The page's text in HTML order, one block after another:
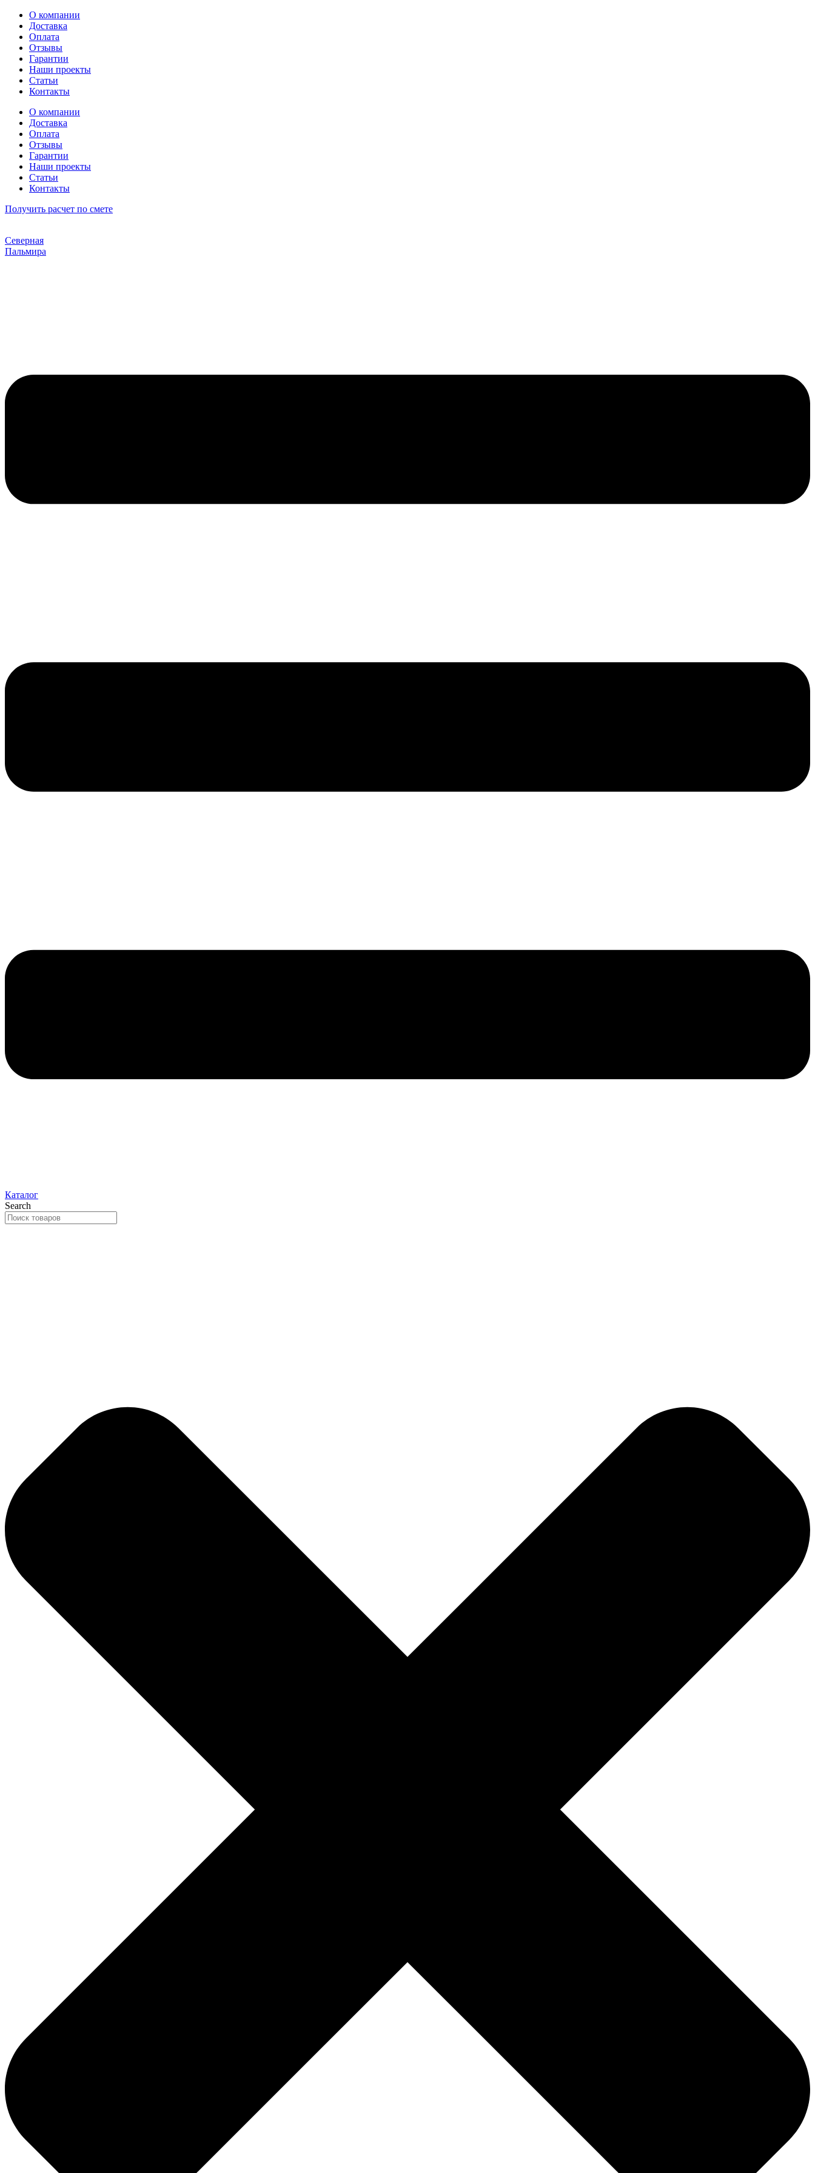
Перейти
содержимому
О компании
Доставка
Оплата
Отзывы
Гарантии
Наши проекты
Статьи
Контакты
О компании
Доставка
Оплата
Отзывы
Гарантии
Наши проекты
Статьи
Контакты
Получить расчет по смете
Северная
Пальмира
Каталог
Search